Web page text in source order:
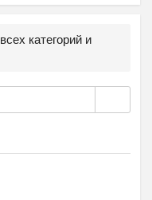
категорий и